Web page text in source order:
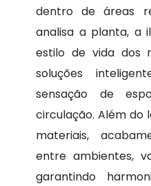
dentro de áreas
analisa a planta, a
estilo de vida dos
soluções
sensação de
circulação. Além do
materiais,
entre ambientes,
garantindo